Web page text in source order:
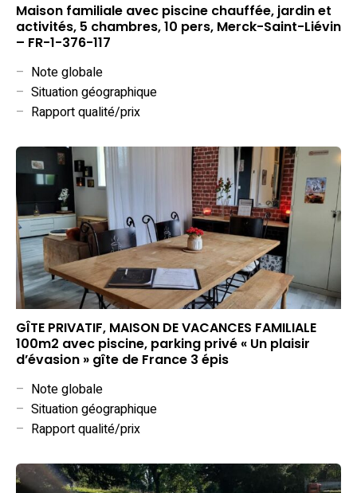
Maison familiale avec piscine chauffée, jardin et
activités, 5 chambres, 10 pers, Merck-Saint-Liévin
– FR-1-376-117
– Note globale
– Situation géographique
– Rapport qualité/prix
GÎTE PRIVATIF, MAISON DE VACANCES FAMILIALE
100m2 avec piscine, parking privé « Un plaisir
d’évasion » gîte de France 3 épis
– Note globale
– Situation géographique
– Rapport qualité/prix